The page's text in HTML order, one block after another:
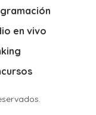
en vivo